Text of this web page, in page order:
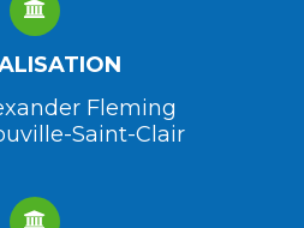
Fleming
Saint-Clair